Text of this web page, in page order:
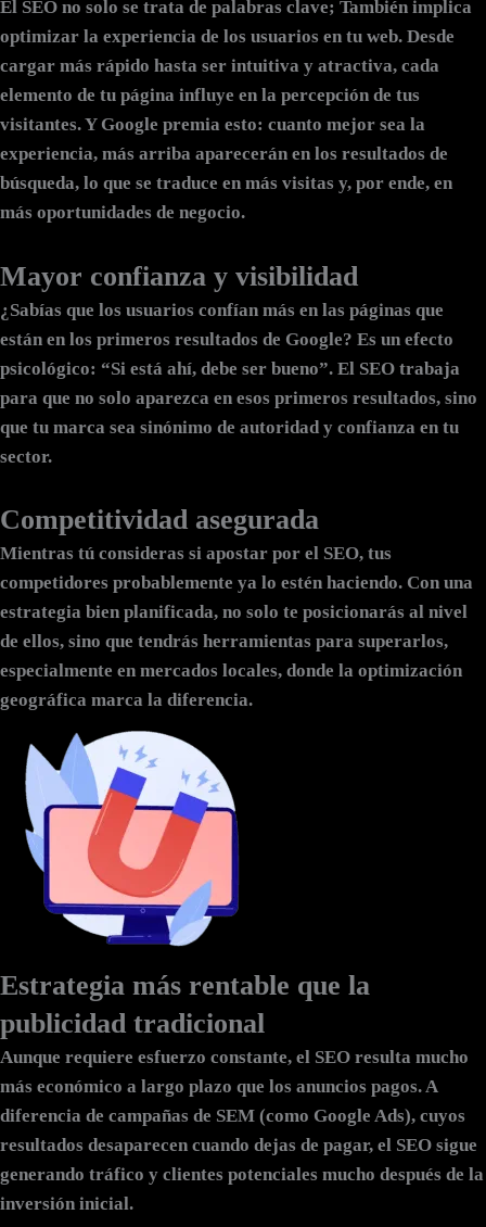
El SEO no solo se trata de palabras clave; También implica
optimizar la experiencia de los usuarios en tu web. Desde
cargar más rápido hasta ser intuitiva y atractiva, cada
elemento de tu página influye en la percepción de tus
visitantes. Y Google premia esto: cuanto mejor sea la
experiencia, más arriba aparecerán en los resultados de
búsqueda, lo que se traduce en más visitas y, por ende, en
más oportunidades de negocio.
Mayor confianza y visibilidad
¿Sabías que los usuarios confían más en las páginas que
están en los primeros resultados de Google? Es un efecto
psicológico: “Si está ahí, debe ser bueno”. El SEO trabaja
para que no solo aparezca en esos primeros resultados, sino
que tu marca sea sinónimo de autoridad y confianza en tu
sector.
Competitividad asegurada
Mientras tú consideras si apostar por el SEO, tus
competidores probablemente ya lo estén haciendo. Con una
estrategia bien planificada, no solo te posicionarás al nivel
de ellos, sino que tendrás herramientas para superarlos,
especialmente en mercados locales, donde la optimización
geográfica marca la diferencia.
Estrategia más rentable que la
publicidad tradicional
Aunque requiere esfuerzo constante, el SEO resulta mucho
más económico a largo plazo que los anuncios pagos. A
diferencia de campañas de SEM (como Google Ads), cuyos
resultados desaparecen cuando dejas de pagar, el SEO sigue
generando tráfico y clientes potenciales mucho después de la
inversión inicial.